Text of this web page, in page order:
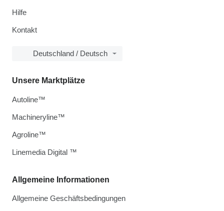
Hilfe
Kontakt
Deutschland / Deutsch
Allgemeine Informationen
Allgemeine Geschäftsbedingungen
Unsere Marktplätze
Autoline™
Machineryline™
Agroline™
Linemedia Digital ™